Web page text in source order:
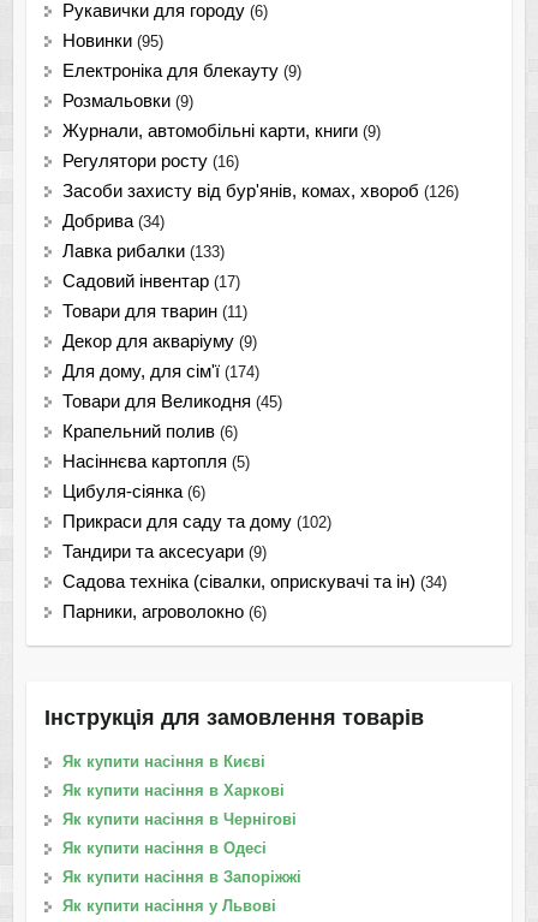
Рукавички для городу (6)
Новинки (95)
Електроніка для блекауту (9)
Розмальовки (9)
Журнали, автомобільні карти, книги (9)
Регулятори росту (16)
Засоби захисту від бур'янів, комах, хвороб (126)
Добрива (34)
Лавка рибалки (133)
Садовий інвентар (17)
Товари для тварин (11)
Декор для акваріуму (9)
Для дому, для сім'ї (174)
Товари для Великодня (45)
Крапельний полив (6)
Насіннєва картопля (5)
Цибуля-сіянка (6)
Прикраси для саду та дому (102)
Тандири та аксесуари (9)
Садова техніка (сівалки, оприскувачі та ін) (34)
Парники, агроволокно (6)
Інструкція для замовлення товарів
Як купити насіння в Києві
Як купити насіння в Харкові
Як купити насіння в Чернігові
Як купити насіння в Одесі
Як купити насіння в Запоріжжі
Як купити насіння у Львові